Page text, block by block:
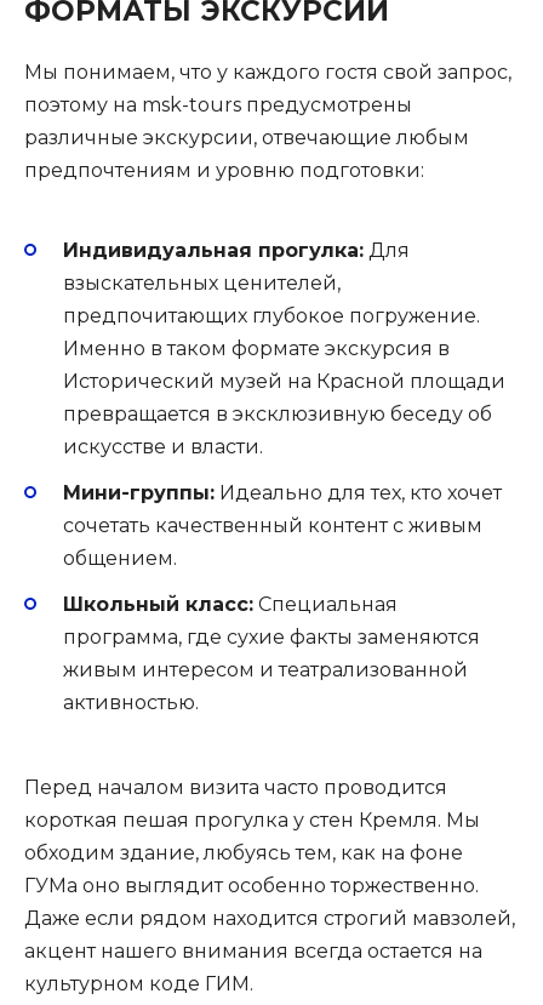
ФОРМАТЫ ЭКСКУРСИЙ
Мы понимаем, что у каждого гостя свой запрос,
поэтому на msk-tours предусмотрены
различные экскурсии, отвечающие любым
предпочтениям и уровню подготовки:
Индивидуальная прогулка: Для
взыскательных ценителей,
предпочитающих глубокое погружение.
Именно в таком формате экскурсия в
Исторический музей на Красной площади
превращается в эксклюзивную беседу об
искусстве и власти.
Мини-группы: Идеально для тех, кто хочет
сочетать качественный контент с живым
общением.
Школьный класс: Специальная
программа, где сухие факты заменяются
живым интересом и театрализованной
активностью.
Перед началом визита часто проводится
короткая пешая прогулка у стен Кремля. Мы
обходим здание, любуясь тем, как на фоне
ГУМа оно выглядит особенно торжественно.
Даже если рядом находится строгий мавзолей,
акцент нашего внимания всегда остается на
культурном коде ГИМ.